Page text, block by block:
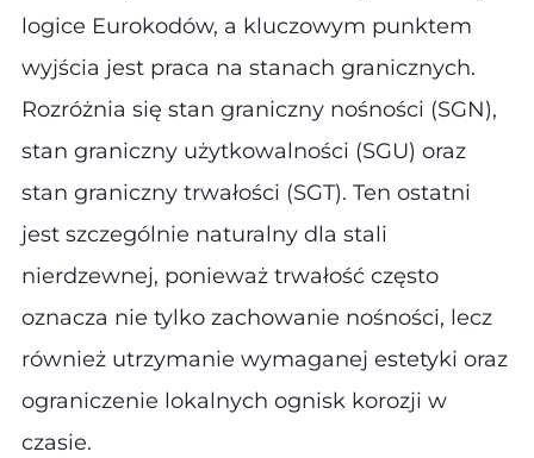
logice Eurokodów, a kluczowym punktem
wyjścia jest praca na stanach granicznych.
Rozróżnia się stan graniczny nośności (SGN),
stan graniczny użytkowalności (SGU) oraz
stan graniczny trwałości (SGT). Ten ostatni
jest szczególnie naturalny dla stali
nierdzewnej, ponieważ trwałość często
oznacza nie tylko zachowanie nośności, lecz
również utrzymanie wymaganej estetyki oraz
ograniczenie lokalnych ognisk korozji w
czasie.